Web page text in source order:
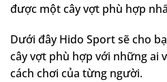
được một cây vợt phù hợp
Dưới đây Hido Sport sẽ cho
cây vợt phù hợp với những ai
cách chơi của từng người.